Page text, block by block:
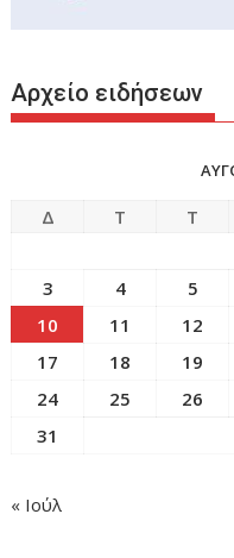
Αρχείο ειδήσεων
Δ Τ Τ
3
4 5
10
11 12
17
18 19
24
25 26
31
« Ιούλ